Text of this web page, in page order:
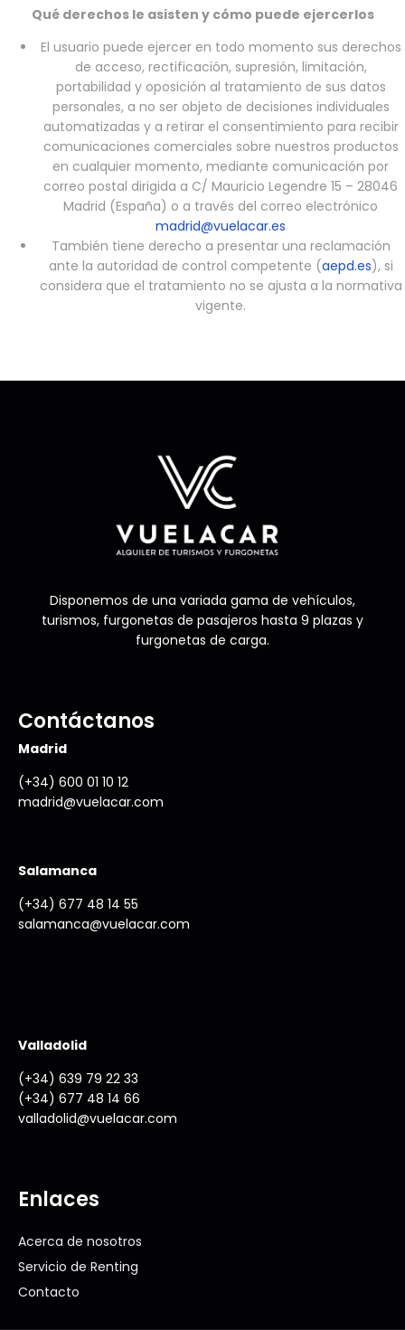
Qué derechos le asisten y cómo puede ejercerlos
El usuario puede ejercer en todo momento sus derechos
de acceso, rectificación, supresión, limitación,
portabilidad y oposición al tratamiento de sus datos
personales, a no ser objeto de decisiones individuales
automatizadas y a retirar el consentimiento para recibir
comunicaciones comerciales sobre nuestros productos
en cualquier momento, mediante comunicación por
correo postal dirigida a C/ Mauricio Legendre 15 – 28046
Madrid (España) o a través del correo electrónico
madrid@vuelacar.es
También tiene derecho a presentar una reclamación
ante la autoridad de control competente (aepd.es), si
considera que el tratamiento no se ajusta a la normativa
vigente.
Disponemos de una variada gama de vehículos,
turismos, furgonetas de pasajeros hasta 9 plazas y
furgonetas de carga.
Contáctanos
Madrid
(+34) 600 01 10 12
madrid@vuelacar.com
Salamanca
(+34) 677 48 14 55
salamanca@vuelacar.com
Valladolid
(+34) 639 79 22 33
(+34) 677 48 14 66
valladolid@vuelacar.com
Enlaces
Acerca de nosotros
Servicio de Renting
Contacto